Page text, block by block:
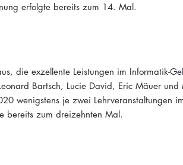
erfolgte bereits zum 14. Mal.
die exzellente Leistungen im Informatik-
Bartsch, Lucie David, Eric Mäuer
wenigstens je zwei Lehrveranstaltungen
bereits zum dreizehnten Mal.